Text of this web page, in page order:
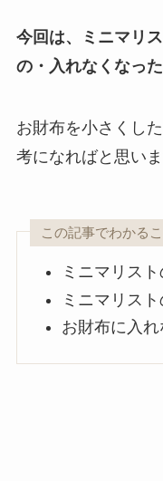
今回は、ミニマリ
の・入れなくなっ
お財布を小さくし
考になればと思いま
この記事でわかる
ミニマリス
ミニマリス
お財布に入